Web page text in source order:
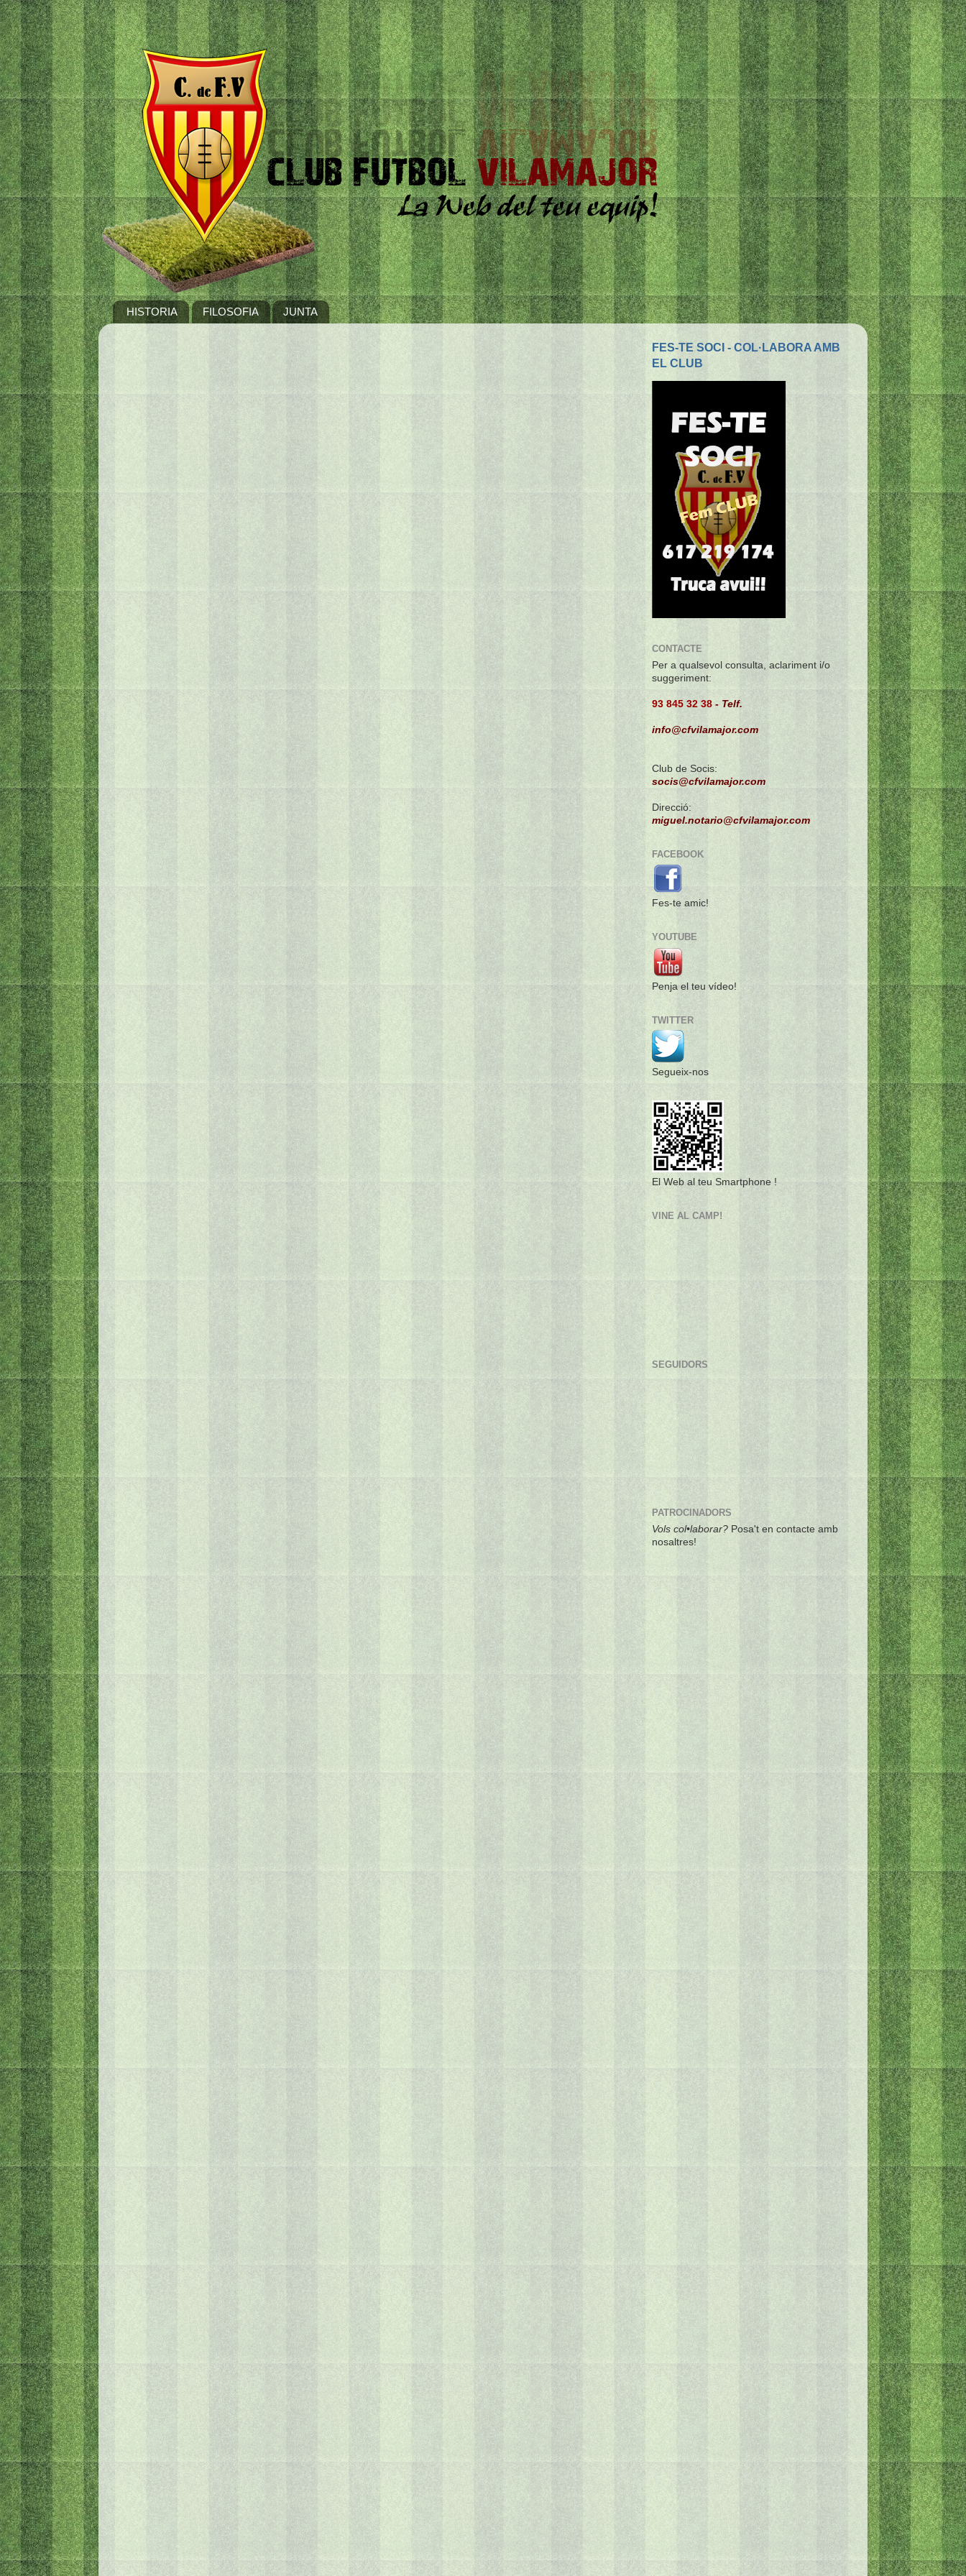
HISTORIA FILOSOFIA JUNTA
FES-TE SOCI - COL·LABORA AMB
EL CLUB
CONTACTE
Per a qualsevol consulta, aclariment i/o
suggeriment:
93 845 32 38 - Telf.
info@cfvilamajor.com
Club de Socis:
socis@cfvilamajor.com
Direcció:
miguel.notario@cfvilamajor.com
FACEBOOK
Fes-te amic!
YOUTUBE
Penja el teu vídeo!
TWITTER
Segueix-nos
El Web al teu Smartphone !
VINE AL CAMP!
SEGUIDORS
PATROCINADORS
Vols col•laborar? Posa't en contacte amb
nosaltres!